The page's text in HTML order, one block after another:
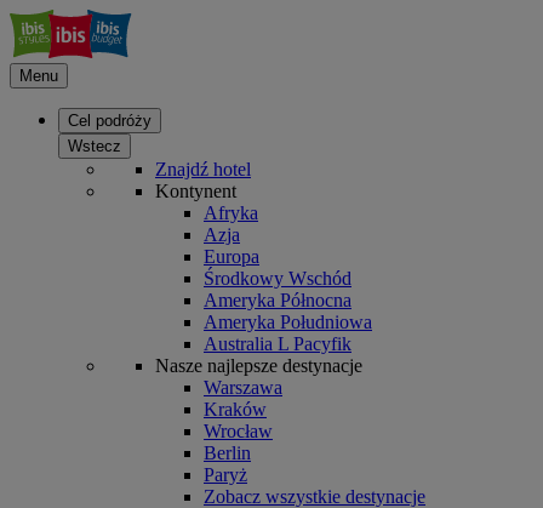
Menu
Cel podróży
Wstecz
Znajdź hotel
Kontynent
Afryka
Azja
Europa
Środkowy Wschód
Ameryka Północna
Ameryka Południowa
Australia L Pacyfik
Nasze najlepsze destynacje
Warszawa
Kraków
Wrocław
Berlin
Paryż
Zobacz wszystkie destynacje